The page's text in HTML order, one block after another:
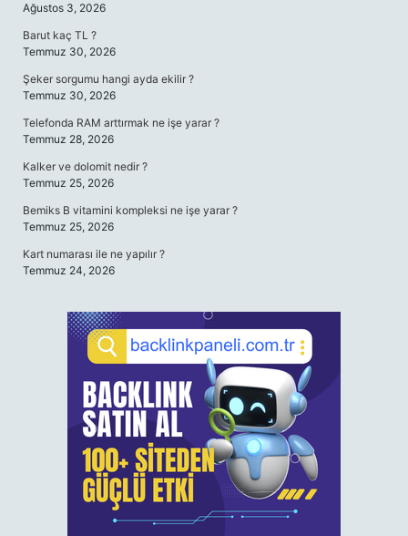
Ağustos 3, 2026
Barut kaç TL ?
Temmuz 30, 2026
Şeker sorgumu hangi ayda ekilir ?
Temmuz 30, 2026
Telefonda RAM arttırmak ne işe yarar ?
Temmuz 28, 2026
Kalker ve dolomit nedir ?
Temmuz 25, 2026
Bemiks B vitamini kompleksi ne işe yarar ?
Temmuz 25, 2026
Kart numarası ile ne yapılır ?
Temmuz 24, 2026